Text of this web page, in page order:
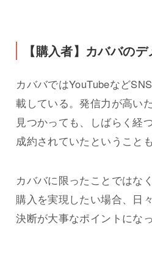
【購入者】カババのデ
カババではYouTubeなど
載している。発信力が高い
見つかっても、しばらく経
成約されていたということ
カババに限ったことではな
購入を実現したい場合、日
決断が大事なポイントになっ